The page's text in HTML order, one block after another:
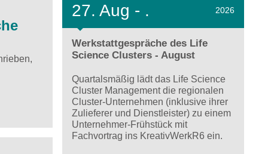
27. Aug - . 2026
Werkstattgespräche des Life
Science Clusters - August
Quartalsmäßig lädt das Life Science
Cluster Management die regionalen
Cluster-Unternehmen (inklusive ihrer
Zulieferer und Dienstleister) zu einem
Unternehmer-Frühstück mit
Fachvortrag ins KreativWerkR6 ein.